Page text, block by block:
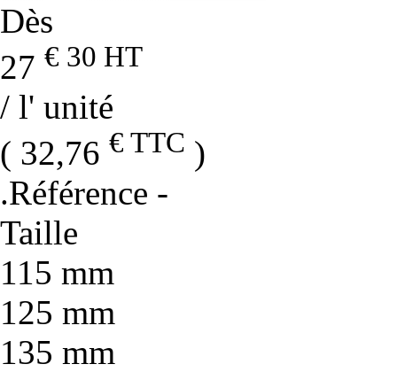
Dès
27 € 30 HT
/ l' unité
( 32,76 € TTC )
.Référence -
Taille
115 mm
125 mm
135 mm